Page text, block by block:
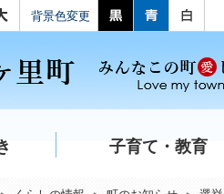
背景色変更
子育て・教育